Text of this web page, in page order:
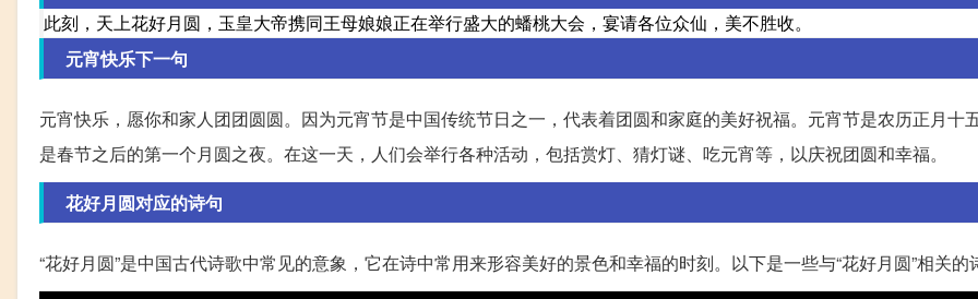
此刻，天上花好月圆，玉皇大帝携同王母娘娘正在举行盛大的蟠桃大会，宴请各位众仙，美不胜收。
元宵快乐下一句
元宵快乐，愿你和家人团团圆圆。因为元宵节是中国传统节日之一，代表着团圆和家庭的美好祝福。元宵节是农历正月十
是春节之后的第一个月圆之夜。在这一天，人们会举行各种活动，包括赏灯、猜灯谜、吃元宵等，以庆祝团圆和幸福。
花好月圆对应的诗句
“花好月圆”是中国古代诗歌中常见的意象，它在诗中常用来形容美好的景色和幸福的时刻。以下是一些与“花好月圆”相关的